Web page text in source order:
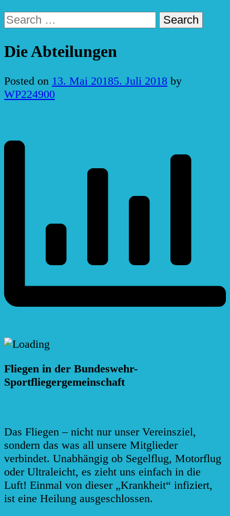
Search
for:
Die Abteilungen
Posted on 13. Mai 20185. Juli 2018 by
WP224900
Fliegen in der Bundeswehr-
Sportfliegergemeinschaft
Das Fliegen – nicht nur unser Vereinsziel,
sondern das was all unsere Mitglieder
verbindet. Unabhängig ob Segelflug, Motorflug
oder Ultraleicht, es zieht uns einfach in die
Luft! Einmal von dieser „Krankheit“ infiziert,
ist eine Heilung ausgeschlossen.